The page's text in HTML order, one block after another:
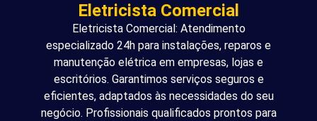
Eletricista Comercial
Eletricista Comercial: Atendimento
especializado 24h para instalações, reparos e
manutenção elétrica em empresas, lojas e
escritórios. Garantimos serviços seguros e
eficientes, adaptados às necessidades do seu
negócio. Profissionais qualificados prontos para